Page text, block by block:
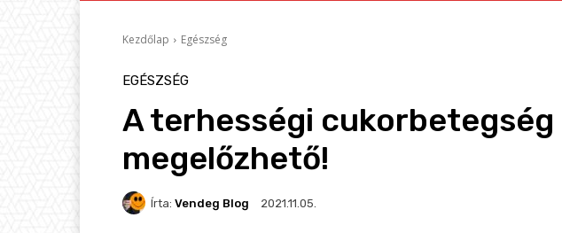
Kezdőlap Egészség
EGÉSZSÉG
A terhességi cukorbetegség
megelőzhető!
Írta: Vendeg Blog 2021.11.05.